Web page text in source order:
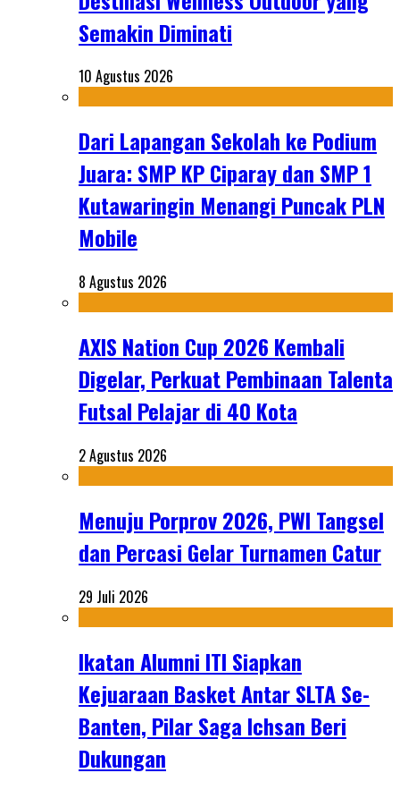
Semakin Diminati
10 Agustus 2026
Dari Lapangan Sekolah ke Podium
Juara: SMP KP Ciparay dan SMP 1
Kutawaringin Menangi Puncak PLN
Mobile
8 Agustus 2026
AXIS Nation Cup 2026 Kembali
Digelar, Perkuat Pembinaan Talenta
Futsal Pelajar di 40 Kota
2 Agustus 2026
Menuju Porprov 2026, PWI Tangsel
dan Percasi Gelar Turnamen Catur
29 Juli 2026
Ikatan Alumni ITI Siapkan
Kejuaraan Basket Antar SLTA Se-
Banten, Pilar Saga Ichsan Beri
Dukungan